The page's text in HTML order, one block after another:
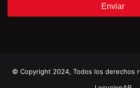
© Copyright 2024, Todos los derechos